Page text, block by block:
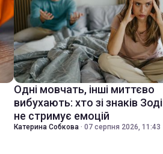
Одні мовчать, інші миттєво
вибухають: хто зі знаків
не стримує емоцій
Катерина Собкова · 07 серпня 2026, 11:43